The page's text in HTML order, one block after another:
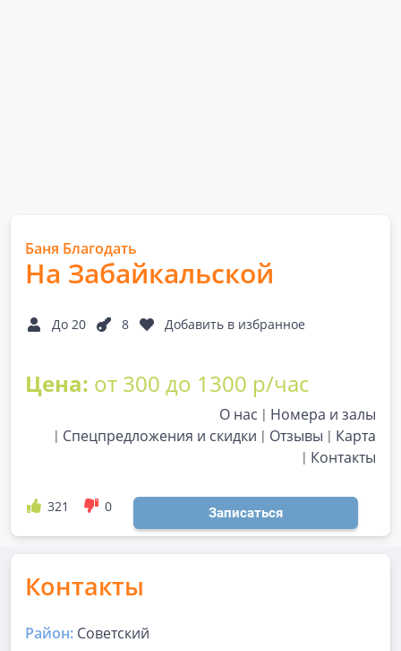
Баня Благодать
На Забaйкальской
До 20 8 Добавить в избранное
Цена: от 300 до 1300 р/час
О нас
Номера и залы
Спецпредложения и скидки
Отзывы
Карта
Контакты
321 0 Записаться
Контакты
Район: Советский